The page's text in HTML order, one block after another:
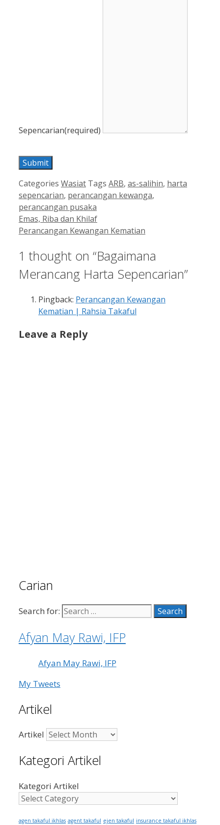
Sepencarian(required)
Submit
Categories Wasiat Tags ARB, as-salihin, harta
sepencarian, perancangan kewanga,
perancangan pusaka
Emas, Riba dan Khilaf
Perancangan Kewangan Kematian
1 thought on “Bagaimana
Merancang Harta Sepencarian”
Pingback: Perancangan Kewangan
Kematian | Rahsia Takaful
Leave a Reply
Carian
Search for:
Afyan May Rawi, IFP
Afyan May Rawi, IFP
My Tweets
Artikel
Artikel
Kategori Artikel
Kategori Artikel
agen takaful ikhlas agent takaful ejen takaful insurance takaful ikhlas